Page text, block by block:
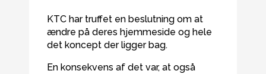
KTC har truffet en beslutning om at
ændre på deres hjemmeside og hele
det koncept der ligger bag.
En konsekvens af det var, at også